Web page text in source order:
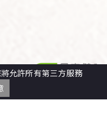
允許所有第三方服務